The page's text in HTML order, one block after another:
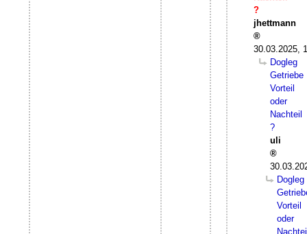
?
jhettmann
30.03.2025,
Dogleg
Getriebe
Vorteil
oder
Nachteil
?
uli
Dogleg
Vorteil
oder